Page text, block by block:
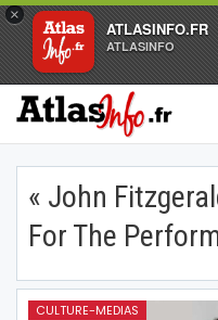
×
ATLASINFO.FR
ATLASINFO
« John
For The
CULTURE-MEDIAS